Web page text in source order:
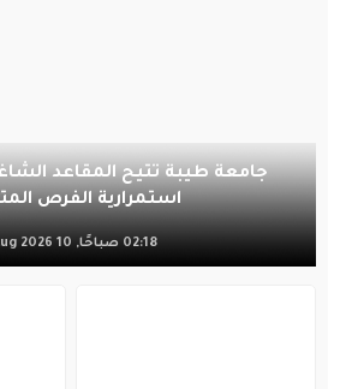
جامعة طيبة تتيح المقاعد
استمرارية الفرص
02:18 صباحًا, 10 Aug 2026